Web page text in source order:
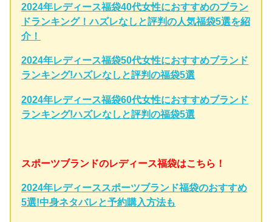
2024年レディース福袋40代女性におすすめのブラン
ドランキング！ハズレなしと評判の人気福袋5選を紹
介！
2024年レディース福袋50代女性におすすめブランド
ランキング!ハズレなしと評判の福袋5選
2024年レディース福袋60代女性におすすめブランド
ランキング!ハズレなしと評判の福袋5選
スポーツブランドのレディース福袋はこちら！
2024年レディーススポーツブランド福袋のおすすめ
5選!中身ネタバレと予約購入方法も